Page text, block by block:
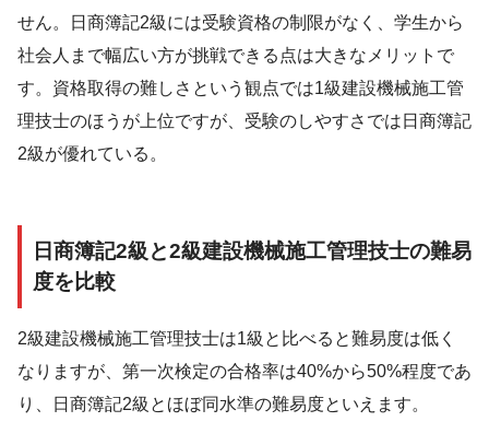
せん。日商簿記2級には受験資格の制限がなく、学生から
社会人まで幅広い方が挑戦できる点は大きなメリットで
す。資格取得の難しさという観点では1級建設機械施工管
理技士のほうが上位ですが、受験のしやすさでは日商簿記
2級が優れている。
日商簿記2級と2級建設機械施工管理技士の難易
度を比較
2級建設機械施工管理技士は1級と比べると難易度は低く
なりますが、第一次検定の合格率は40%から50%程度であ
り、日商簿記2級とほぼ同水準の難易度といえます。